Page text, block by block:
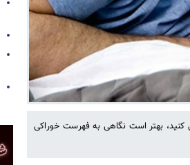
کنید، بهتر است نگاهی به فهرست خوراکی